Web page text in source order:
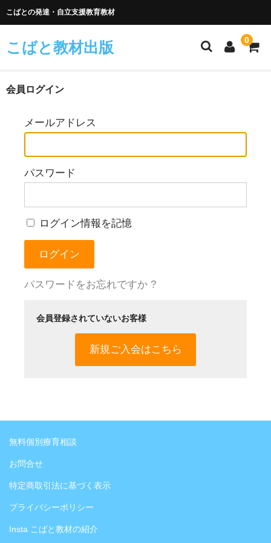
こばとの発達・自立支援教育教材
こばと教材出版 0
会員ログイン
メールアドレス
パスワード
ログイン情報を記憶
パスワードをお忘れですか ?
会員登録されていないお客様
新規ご入会はこちら
無料個別療育相談
お問合せ
特定商取引法に基づく表示
プライバシーポリシー
Insta こばと教材の紹介